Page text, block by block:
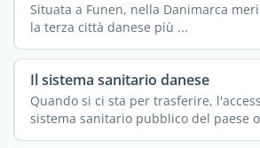
Situata a Funen, nella Danimarca
la terza città danese più ...
Il sistema sanitario danese
Quando si ci sta per trasferire,
sistema sanitario pubblico del paese